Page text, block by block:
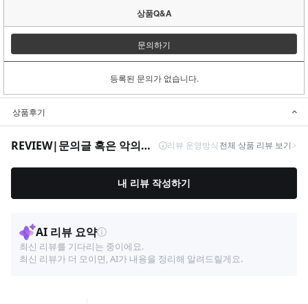
상품Q&A
문의하기
등록된 문의가 없습니다.
상품후기